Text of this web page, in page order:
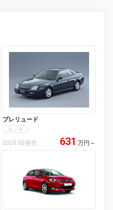
プレリュード
ホンダ
2026.08発売 631 万円 ～